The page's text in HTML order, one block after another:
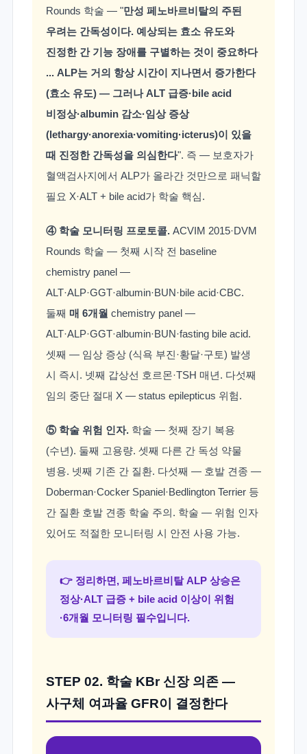
Rounds 학술 — "만성 페노바르비탈의 주된
우려는 간독성이다. 예상되는 효소 유도와
진정한 간 기능 장애를 구별하는 것이 중요하다
... ALP는 거의 항상 시간이 지나면서 증가한다
(효소 유도) — 그러나 ALT 급증·bile acid
비정상·albumin 감소·임상 증상
(lethargy·anorexia·vomiting·icterus)이 있을
때 진정한 간독성을 의심한다". 즉 — 보호자가
혈액검사지에서 ALP가 올라간 것만으로 패닉할
필요 X·ALT + bile acid가 학술 핵심.
④ 학술 모니터링 프로토콜.ACVIM 2015·DVM
Rounds 학술 — 첫째 시작 전 baseline
chemistry panel —
ALT·ALP·GGT·albumin·BUN·bile acid·CBC.
둘째 매 6개월 chemistry panel —
ALT·ALP·GGT·albumin·BUN·fasting bile acid.
셋째 — 임상 증상 (식욕 부진·황달·구토) 발생
시 즉시. 넷째 갑상선 호르몬·TSH 매년. 다섯째
임의 중단 절대 X — status epilepticus 위험.
⑤ 학술 위험 인자.학술 — 첫째 장기 복용
(수년). 둘째 고용량. 셋째 다른 간 독성 약물
병용. 넷째 기존 간 질환. 다섯째 — 호발 견종 —
Doberman·Cocker Spaniel·Bedlington Terrier 등
간 질환 호발 견종 학술 주의. 학술 — 위험 인자
있어도 적절한 모니터링 시 안전 사용 가능.
👉 정리하면, 페노바르비탈 ALP 상승은
정상·ALT 급증 + bile acid 이상이 위험
·6개월 모니터링 필수입니다.
STEP 02. 학술 KBr 신장 의존 —
사구체 여과율 GFR이 결정한다